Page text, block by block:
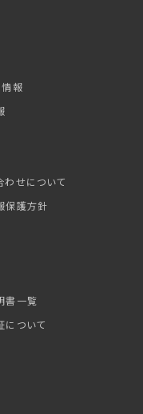
情報
わせについて
保護方針
書一覧
について